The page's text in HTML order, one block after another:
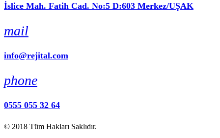
İslice Mah. Fatih Cad. No:5 D:603 Merkez/UŞAK
mail
info@rejital.com
phone
0555 055 32 64
© 2018 Tüm Hakları Saklıdır.